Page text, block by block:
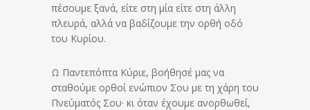
πέσουμε ξανά, είτε στη μία είτε στη άλλη
πλευρά, αλλά να βαδίζουμε την ορθή οδό
του Κυρίου.
Ω Παντεπόπτα Κύριε, βοήθησέ μας να
σταθούμε ορθοί ενώπιον Σου με τη χάρη του
Πνεύματός Σου· κι όταν έχουμε ανορθωθεί,